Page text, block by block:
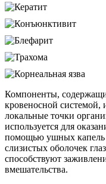
Компоненты,
кровеносной системой,
локальные точки
используется для
помощью ушных капель
слизистых оболочек
способствуют
вмешательства.